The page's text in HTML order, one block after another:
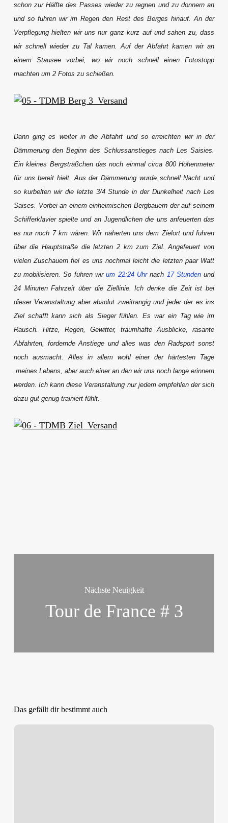
schon zur Hälfte des Passes wieder zu regnen und zu donnern an
und so fuhren wir im Regen den Rest des Berges hinauf. An der
Verpflegung hielten wir uns nur ganz kurz auf und sahen zu, dass
wir schnell wieder zu Tal kamen. Auf der Abfahrt kamen wir an
einem Stausee vorbei, wo wir noch schnell einen Fotostopp
machten um 2 Fotos zu schießen.
Dann ging es weiter in die Abfahrt und so erreichten wir in der
Dämmerung den Beginn des Schlussanstieges nach Les Saisies.
Ein kleines Bergsträßchen das noch einmal circa 800 Höhenmeter
für uns bereit hielt. Aus der Dämmerung wurde schnell Nacht und
so kurbelten wir die letzte 3/4 Stunde in der Dunkelheit nach Les
Saises. Vorbei an einem einheimischen Bergbauern der auf seinem
Schifferklavier spielte und an Jugendlichen die uns anfeuerten das
es nur noch 7 km wären. Wir näherten uns dem Zielort und fuhren
über die Hauptstraße die letzten 2 km zum Ziel. Angefeuert von
vielen Zuschauern fiel es uns nochmal leicht die letzten paar Watt
zu mobilisieren. So fuhren wirum 22:24 Uhrnach 17 Stundenund
24 Minuten Fahrzeit über die Ziellinie. Ich denke die Zeit ist bei
dieser Veranstaltung aber absolut zweitrangig und jeder der es ins
Ziel schafft kann sich als Sieger fühlen. Es war ein Tag wie im
Rausch. Hitze, Regen, Gewitter, traumhafte Ausblicke, rasante
Abfahrten, fordernde Anstiege und alles was den Radsport sonst
noch ausmacht. Alles in allem wohl einer der härtesten Tage
meines Lebens, aber auch einer an den wir uns noch lange erinnern
werden. Ich kann diese Veranstaltung nur jedem empfehlen der sich
dazu gut genug trainiert fühlt.
Nächste Neuigkeit
Tour de France # 3
Das gefällt dir bestimmt auch
Lovis,